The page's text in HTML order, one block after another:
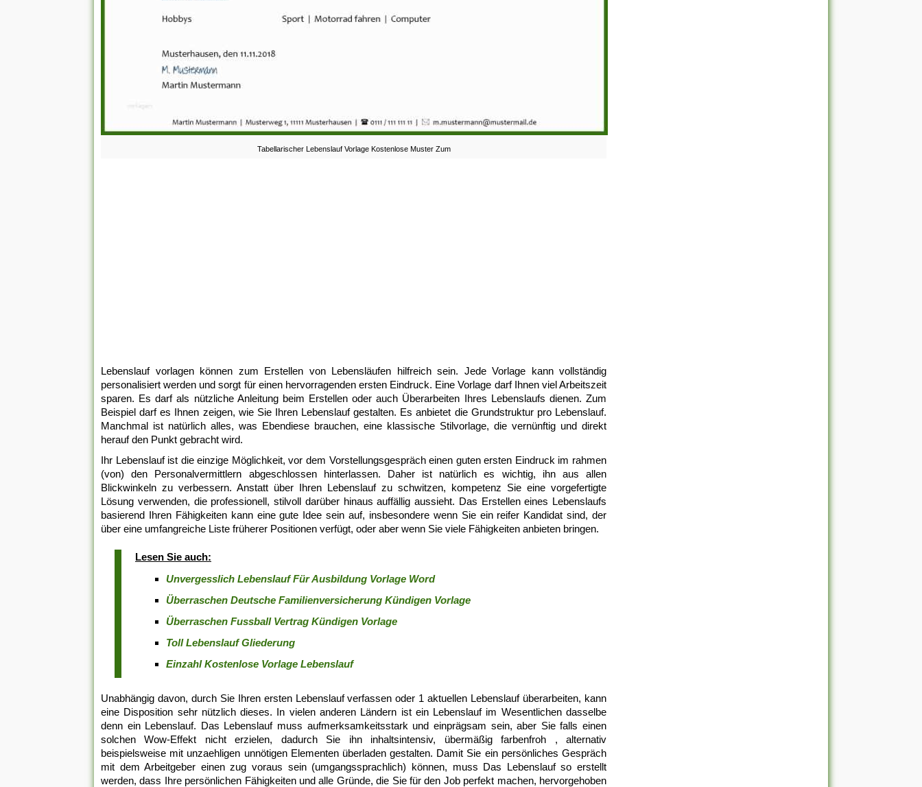
Tabellarischer Lebenslauf Vorlage Kostenlose Muster Zum
Lebenslauf vorlagen können zum Erstellen von Lebensläufen hilfreich sein. Jede Vorlage kann vollständig
personalisiert werden und sorgt für einen hervorragenden ersten Eindruck. Eine Vorlage darf Ihnen viel Arbeitszeit
sparen. Es darf als nützliche Anleitung beim Erstellen oder auch Überarbeiten Ihres Lebenslaufs dienen. Zum
Beispiel darf es Ihnen zeigen, wie Sie Ihren Lebenslauf gestalten. Es anbietet die Grundstruktur pro Lebenslauf.
Manchmal ist natürlich alles, was Ebendiese brauchen, eine klassische Stilvorlage, die vernünftig und direkt
herauf den Punkt gebracht wird.
Ihr Lebenslauf ist die einzige Möglichkeit, vor dem Vorstellungsgespräch einen guten ersten Eindruck im rahmen
(von) den Personalvermittlern abgeschlossen hinterlassen. Daher ist natürlich es wichtig, ihn aus allen
Blickwinkeln zu verbessern. Anstatt über Ihren Lebenslauf zu schwitzen, kompetenz Sie eine vorgefertigte
Lösung verwenden, die professionell, stilvoll darüber hinaus auffällig aussieht. Das Erstellen eines Lebenslaufs
basierend Ihren Fähigkeiten kann eine gute Idee sein auf, insbesondere wenn Sie ein reifer Kandidat sind, der
über eine umfangreiche Liste früherer Positionen verfügt, oder aber wenn Sie viele Fähigkeiten anbieten bringen.
Lesen Sie auch:
Unvergesslich Lebenslauf Für Ausbildung Vorlage Word
Überraschen Deutsche Familienversicherung Kündigen Vorlage
Überraschen Fussball Vertrag Kündigen Vorlage
Toll Lebenslauf Gliederung
Einzahl Kostenlose Vorlage Lebenslauf
Unabhängig davon, durch Sie Ihren ersten Lebenslauf verfassen oder 1 aktuellen Lebenslauf überarbeiten, kann
eine Disposition sehr nützlich dieses. In vielen anderen Ländern ist ein Lebenslauf im Wesentlichen dasselbe
denn ein Lebenslauf. Das Lebenslauf muss aufmerksamkeitsstark und einprägsam sein, aber Sie falls einen
solchen Wow-Effekt nicht erzielen, dadurch Sie ihn inhaltsintensiv, übermäßig farbenfroh , alternativ
beispielsweise mit unzaehligen unnötigen Elementen überladen gestalten. Damit Sie ein persönliches Gespräch
mit dem Arbeitgeber einen zug voraus sein (umgangssprachlich) können, muss Das Lebenslauf so erstellt
werden, dass Ihre persönlichen Fähigkeiten und alle Gründe, die Sie für den Job perfekt machen, hervorgehoben